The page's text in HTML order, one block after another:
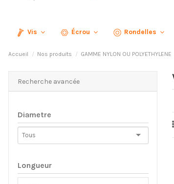
Vis Écrou Rondelles
Accueil Nos produits GAMME NYLON OU POLYETHYLENE
Recherche avancée
Diametre
Longueur